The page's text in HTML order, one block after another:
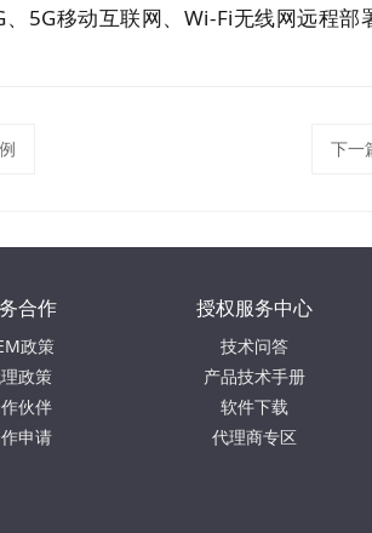
5G移动互联网、Wi-Fi无线网远程部
下一
合作
政策
政策
伙伴
申请
授权服务中心
技术问答
产品技术手册
软件下载
代理商专区